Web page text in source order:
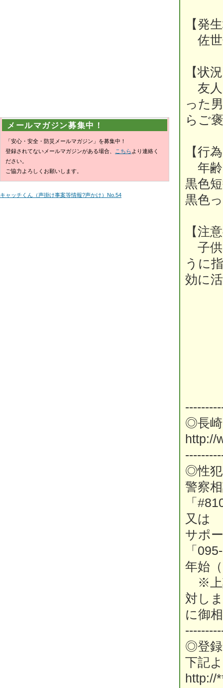
【発
佐世
【状
友人
った
らご
【行
年齢
黒色
黒色
【注
子供
うに
効に
◎長崎
http://
◎性犯
警察
「
又は
サポ
「
年始
※上
対し
に御
◎登録
下記
http://
メールマガジン募集中！
「安心・安全・防災メールマガジン」を募集中！
登録されてないメールマガジンがある場合、
こちら より連絡く
ださい。
ご協力よろしくお願いします。
キャッチくん（声掛け事案等情報?声かけ）No.54